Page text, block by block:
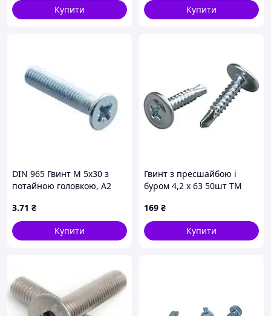
Купити
Купити
DIN 965 Гвинт М 5х30 з
потайною головкою, А2
3.71 ₴
Купити
Гвинт з пресшайбою і
буром 4,2 х 63 50шт ТМ
169 ₴
Купити